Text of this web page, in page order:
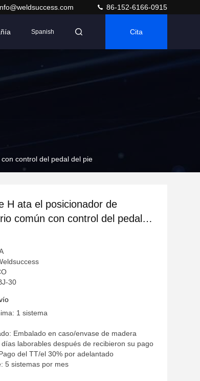
86-152-6166-0915
Spanish Cita
control del pedal del pie
H ata el posicionador de
común con control del pedal
30
1 sistema
Embalado en caso/envase de madera
laborables después de recibieron su pago
del TT/el 30% por adelantado
5 sistemas por mes